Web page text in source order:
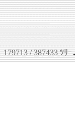
179713 / 387433 ﾂﾘｰ